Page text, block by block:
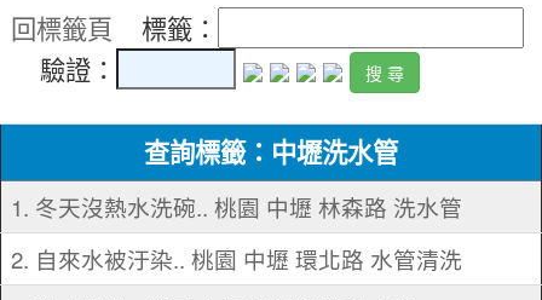
回標籤頁 標籤：
驗證：
查詢標籤：中壢洗水管
1. 冬天沒熱水洗碗.. 桃園 中壢 林森路 洗水管
2. 自來水被汙染.. 桃園 中壢 環北路 水管清洗